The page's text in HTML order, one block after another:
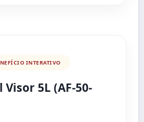
INTERATIVO
5L (AF-50-